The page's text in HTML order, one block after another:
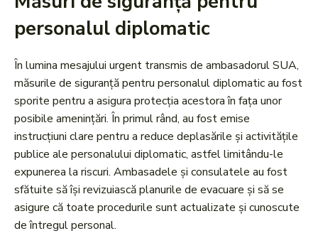
personalul diplomatic
În lumina mesajului urgent transmis de ambasadorul SUA,
măsurile de siguranță pentru personalul diplomatic au fost
sporite pentru a asigura protecția acestora în fața unor
posibile amenințări. În primul rând, au fost emise
instrucțiuni clare pentru a reduce deplasările și activitățile
publice ale personalului diplomatic, astfel limitându-le
expunerea la riscuri. Ambasadele și consulatele au fost
sfătuite să își revizuiască planurile de evacuare și să se
asigure că toate procedurile sunt actualizate și cunoscute
de întregul personal.